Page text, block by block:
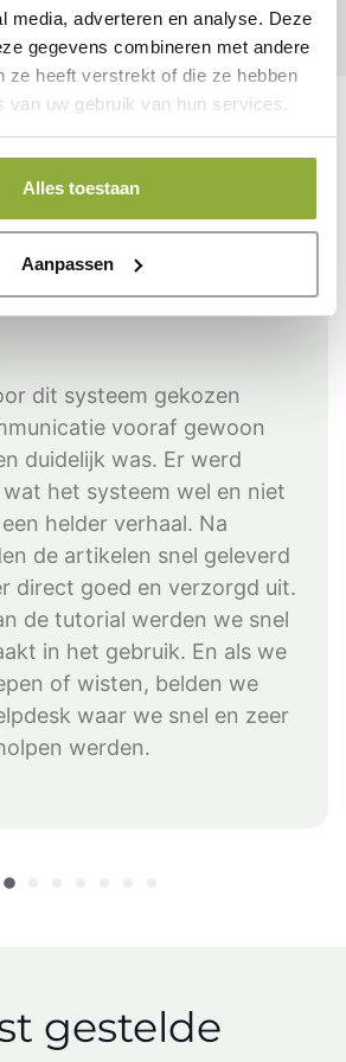
media, adverteren en analyse. Deze
gegevens combineren met andere
ze heeft verstrekt of die ze hebben
van uw gebruik van hun services.
Alles toestaan
Aanpassen
klanten
Delft, Edward
dit systeem gekozen
vooraf gewoon
duidelijk was. Er werd
het systeem wel en niet
helder verhaal. Na
de artikelen snel geleverd
direct goed en verzorgd uit.
de tutorial werden we snel
in het gebruik. En als we
of wisten, belden we
waar we snel en zeer
werden.
gestelde